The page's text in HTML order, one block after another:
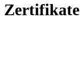
Zertifikate